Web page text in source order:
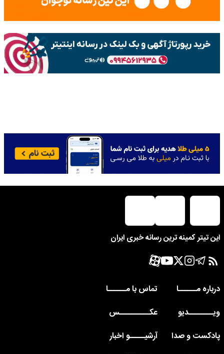
این تیتر کمینه ترین رسانه خبری ایران
درباره مــــــا
تماس با مــــــا
ویــــــــدیو
عکــــــــــس
پادکست و صدا
آرشیـــــو اخبار